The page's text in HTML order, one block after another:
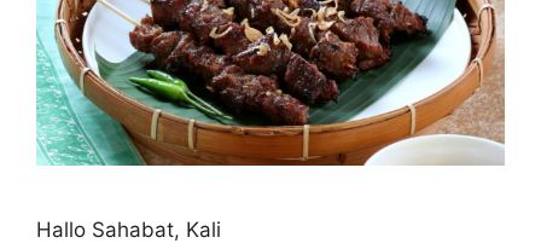
Hallo Sahabat, Kali